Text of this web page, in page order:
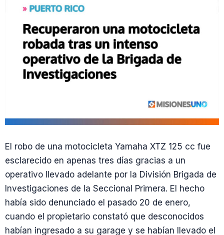
El robo de una motocicleta Yamaha XTZ 125 cc fue
esclarecido en apenas tres días gracias a un
operativo llevado adelante por la División Brigada de
Investigaciones de la Seccional Primera. El hecho
había sido denunciado el pasado 20 de enero,
cuando el propietario constató que desconocidos
habían ingresado a su garage y se habían llevado el